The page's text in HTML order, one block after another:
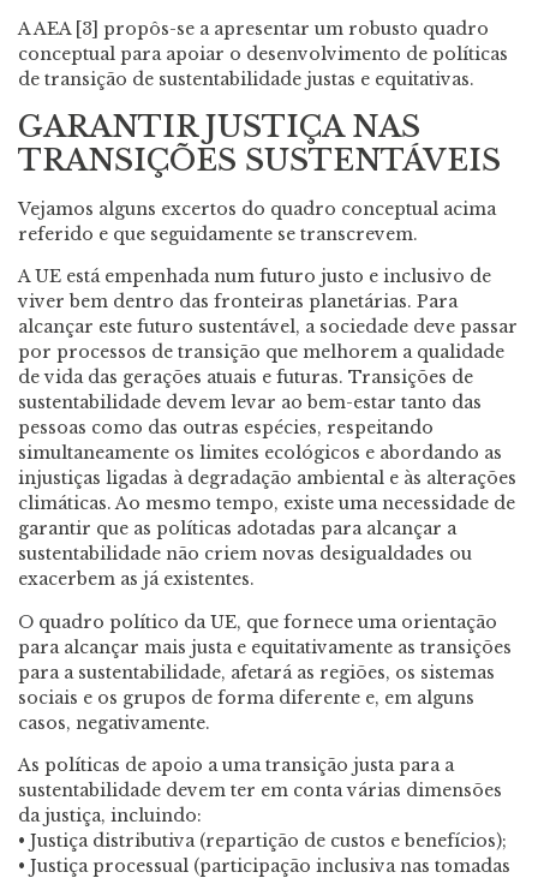
A AEA [3] propôs-se a apresentar um robusto quadro
conceptual para apoiar o desenvolvimento de políticas
de transição de sustentabilidade justas e equitativas.
GARANTIR JUSTIÇA NAS
TRANSIÇÕES SUSTENTÁVEIS
Vejamos alguns excertos do quadro conceptual acima
referido e que seguidamente se transcrevem.
A UE está empenhada num futuro justo e inclusivo de
viver bem dentro das fronteiras planetárias. Para
alcançar este futuro sustentável, a sociedade deve passar
por processos de transição que melhorem a qualidade
de vida das gerações atuais e futuras. Transições de
sustentabilidade devem levar ao bem-estar tanto das
pessoas como das outras espécies, respeitando
simultaneamente os limites ecológicos e abordando as
injustiças ligadas à degradação ambiental e às alterações
climáticas. Ao mesmo tempo, existe uma necessidade de
garantir que as políticas adotadas para alcançar a
sustentabilidade não criem novas desigualdades ou
exacerbem as já existentes.
O quadro político da UE, que fornece uma orientação
para alcançar mais justa e equitativamente as transições
para a sustentabilidade, afetará as regiões, os sistemas
sociais e os grupos de forma diferente e, em alguns
casos, negativamente.
As políticas de apoio a uma transição justa para a
sustentabilidade devem ter em conta várias dimensões
da justiça, incluindo:
• Justiça distributiva (repartição de custos e benefícios);
• Justiça processual (participação inclusiva nas tomadas